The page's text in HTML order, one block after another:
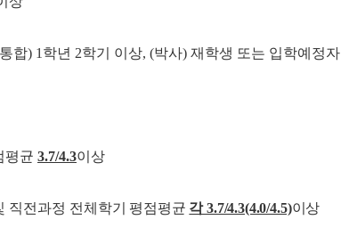
) 1학년 2학기 이상, (박사) 재학생 또는 입학예정자
평균 3.7/4.3이상
직전과정 전체학기 평점평균 각 3.7/4.3(4.0/4.5)이상